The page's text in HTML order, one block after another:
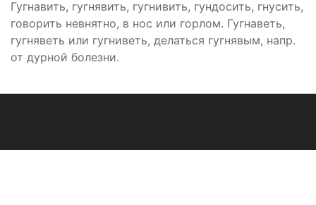
Гугнавить, гугнявить, гугнивить, гундосить, гнусить,
говорить невнятно, в нос или горлом. Гугнаветь,
гугняветь или гугниветь, делаться гугнявым, напр.
от дурной болезни.